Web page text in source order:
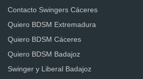
Contacto Swingers Cáceres
Quiero BDSM Extremadura
Quiero BDSM Cáceres
Quiero BDSM Badajoz
Swinger y Liberal Badajoz